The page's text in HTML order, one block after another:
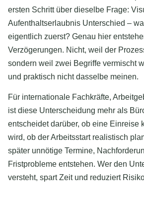
ersten Schritt über dieselbe Frage:
Aufenthaltserlaubnis Unterschied –
eigentlich zuerst? Genau hier
Verzögerungen. Nicht, weil der
sondern weil zwei Begriffe vermischt
und praktisch nicht dasselbe meinen.
Für internationale Fachkräfte,
ist diese Unterscheidung mehr als
entscheidet darüber, ob eine Einreise
wird, ob der Arbeitsstart realistisch
später unnötige Termine,
Fristprobleme entstehen. Wer den
versteht, spart Zeit und reduziert